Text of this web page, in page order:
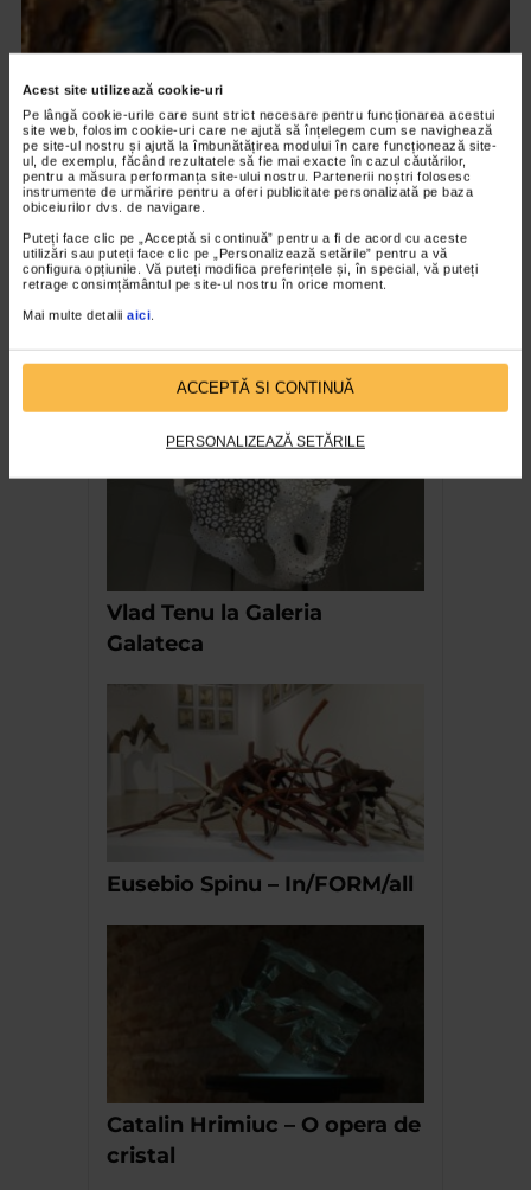
Acest site utilizează cookie-uri
Pe lângă cookie-urile care sunt strict necesare pentru funcționarea acestui
site web, folosim cookie-uri care ne ajută să înțelegem cum se navighează
pe site-ul nostru și ajută la îmbunătățirea modului în care funcționează site-
ul, de exemplu, făcând rezultatele să fie mai exacte în cazul căutărilor,
pentru a măsura performanța site-ului nostru. Partenerii noștri folosesc
instrumente de urmărire pentru a oferi publicitate personalizată pe baza
obiceiurilor dvs. de navigare.
Puteți face clic pe „Acceptă si continuă” pentru a fi de acord cu aceste
utilizări sau puteți face clic pe „Personalizează setările” pentru a vă
configura opțiunile. Vă puteți modifica preferințele și, în special, vă puteți
retrage consimțământul pe site-ul nostru în orice moment.
Mai multe detalii aici
ACCEPTĂ SI CONTINUĂ
PERSONALIZEAZĂ SETĂRILE
CLIPA DE ARTA
ARTS and ARTISTS. Anca Coller – “Cenușa
Memorie”
160 vizualizari
RECOMANDĂRI
Vlad Tenu la Galeria
Galateca
Eusebio Spinu – In/FORM/all
Catalin Hrimiuc – O opera de
cristal